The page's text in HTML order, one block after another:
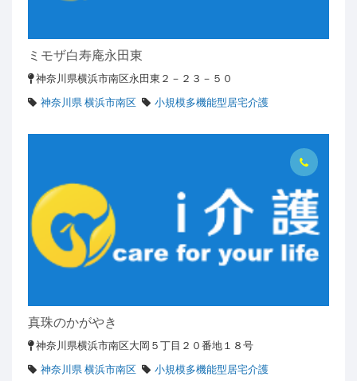
ミモザ白寿庵永田東
神奈川県横浜市南区永田東２－２３－５０
神奈川県 横浜市南区
小規模多機能型居宅介護
真珠のかがやき
神奈川県横浜市南区大岡５丁目２０番地１８号
神奈川県 横浜市南区
小規模多機能型居宅介護